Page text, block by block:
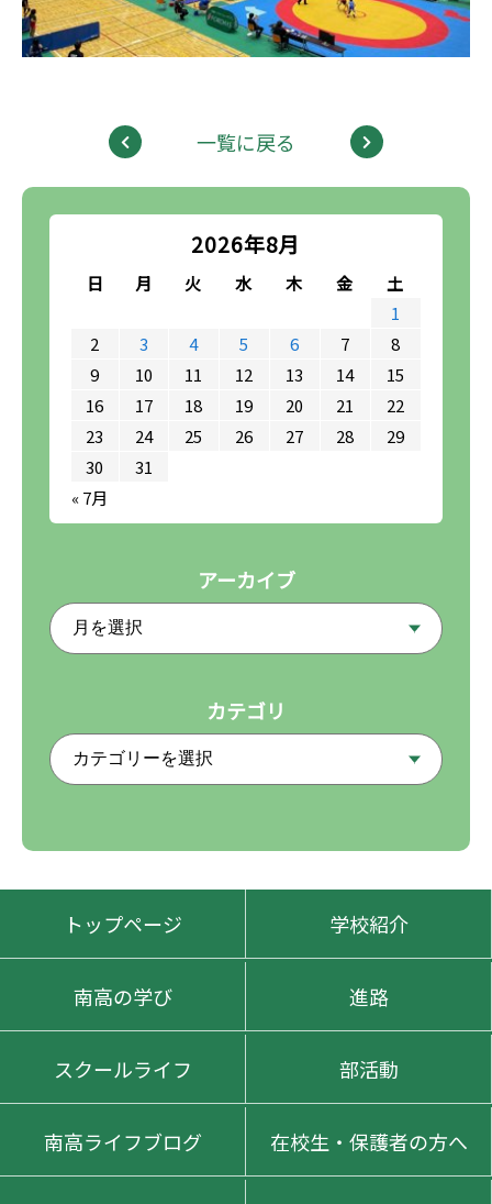
2026年8月
日 月 火 水 木 金
土
1
2
3 4 5 6 7
8
9
10 11 12 13 14
15
16
17 18 19 20 21
22
23
24 25 26 27 28
29
30
31
« 7月
アーカイブ
カテゴリ
一覧に戻る
トップページ 学校紹介
南高の学び 進路
スクールライフ 部活動
南高ライフブログ 在校生・保護者の方へ